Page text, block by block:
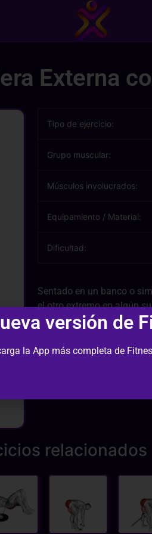
Externa
Tipo de ejercicio:
Grupo muscular:
Músculos involucrados:
Equipamiento / Material:
Dificultad:
Sentado en un banco o
el otro extremo en algún
hacia fuera, teniendo en
relacionados
versión de
la App más completa de